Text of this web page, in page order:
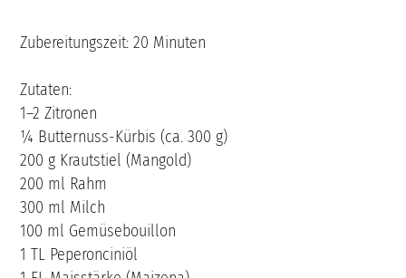
Zubereitungszeit: 20 Minuten
Zutaten:
1–2 Zitronen
¼ Butternuss-Kürbis (ca. 300 g)
200 g Krautstiel (Mangold)
200 ml Rahm
300 ml Milch
100 ml Gemüsebouillon
1 TL Peperonciniöl